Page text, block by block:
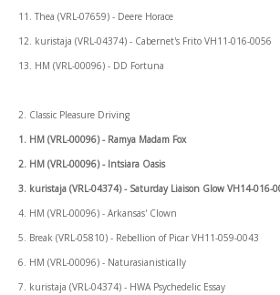
11. Thea (VRL-07659) - Deere Horace
12. kuristaja (VRL-04374) - Cabernet's Frito VH11-016-0056
13. HM (VRL-00096) - DD Fortuna
2. Classic Pleasure Driving
1. HM (VRL-00096) - Ramya Madam Fox
2. HM (VRL-00096) - Intsiara Oasis
3. kuristaja (VRL-04374) - Saturday Liaison Glow VH14-016-
4. HM (VRL-00096) - Arkansas' Clown
5. Break (VRL-05810) - Rebellion of Picar VH11-059-0043
6. HM (VRL-00096) - Naturasianistically
7. kuristaja (VRL-04374) - HWA Psychedelic Essay